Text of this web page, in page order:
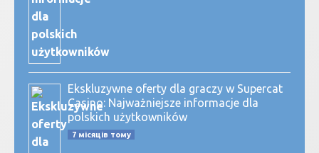
Ekskluzywne oferty dla graczy w Supercat
Casino: Najważniejsze informacje dla
polskich użytkowników
7 місяців тому